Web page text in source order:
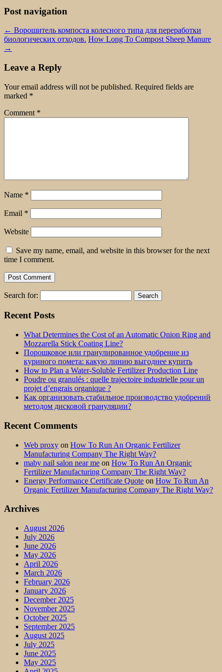
Post navigation
← Ворошитель компоста колесного типа для переработки
биологических отходов. How Long To Compost Sheep Manure
→
Leave a Reply
Your email address will not be published. Required fields are
marked *
Comment *
Name *
Email *
Website
Save my name, email, and website in this browser for the next
time I comment.
Search for:
Recent Posts
What Determines the Cost of an Automatic Onion Ring and
Mozzarella Stick Coating Line?
Порошковое или гранулированное удобрение из
куриного помета: какую линию выгоднее купить
How to Plan a Water-Soluble Fertilizer Production Line
Poudre ou granulés : quelle trajectoire industrielle pour un
projet d’engrais organique ?
Как организовать стабильное производство удобрений
методом дисковой грануляции?
Recent Comments
Web proxy on How To Run An Organic Fertilizer
Manufacturing Company The Right Way?
maby nail salon near me on How To Run An Organic
Fertilizer Manufacturing Company The Right Way?
Energy Performance Certificate Quote on How To Run An
Organic Fertilizer Manufacturing Company The Right Way?
Archives
August 2026
July 2026
June 2026
May 2026
April 2026
March 2026
February 2026
January 2026
December 2025
November 2025
October 2025
September 2025
August 2025
July 2025
June 2025
May 2025